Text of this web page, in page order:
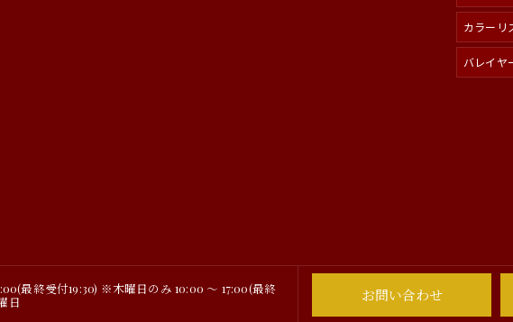
カラーリ
バレイヤ
最終受付19:30) ※木曜日のみ 10:00 ～ 17:00(最終
日
お問い合わせ